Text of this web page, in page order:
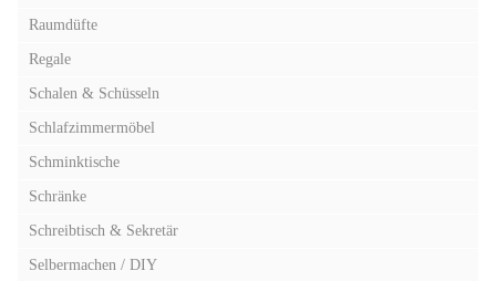
Raumdüfte
Regale
Schalen & Schüsseln
Schlafzimmermöbel
Schminktische
Schränke
Schreibtisch & Sekretär
Selbermachen / DIY